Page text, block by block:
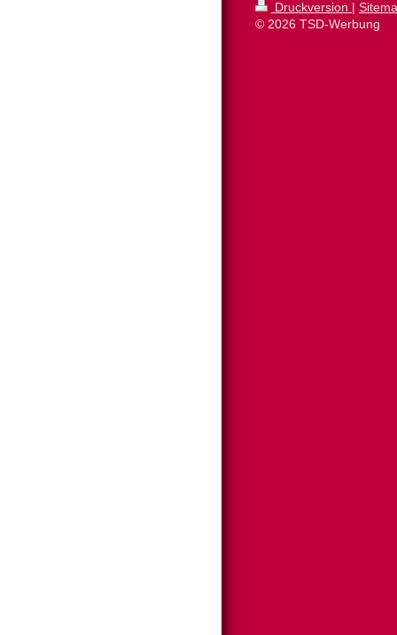
Druckversion |
© 2026 TSD-Werbung